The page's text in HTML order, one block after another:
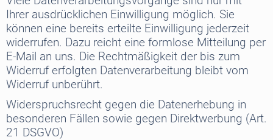
Ihrer ausdrücklichen Einwilligung möglich. Sie
können eine bereits erteilte Einwilligung jederzeit
widerrufen. Dazu reicht eine formlose Mitteilung per
E-Mail an uns. Die Rechtmäßigkeit der bis zum
Widerruf erfolgten Datenverarbeitung bleibt vom
Widerruf unberührt.
Widerspruchsrecht gegen die Datenerhebung in
besonderen Fällen sowie gegen Direktwerbung (Art.
21 DSGVO)